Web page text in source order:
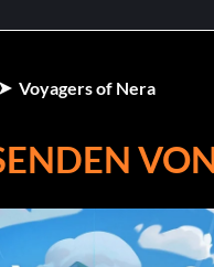
Voyagers of Nera